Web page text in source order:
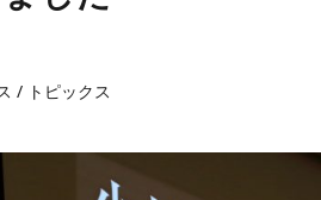
/ トピックス